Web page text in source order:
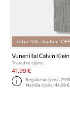
Extra -5% s kodom:
Vuneni šal Calvin Klein
Trenutna cijena:
41,99 €
Regularna cijena:
Najniža cijena:44,99 €